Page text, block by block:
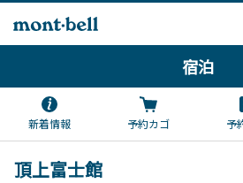
宿泊
新着情報 予約カゴ 予
頂上富士館